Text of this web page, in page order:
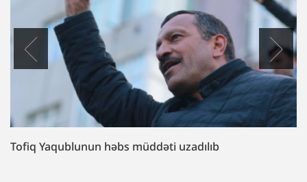
Tofiq Yaqublunun həbs müddəti uzadılıb